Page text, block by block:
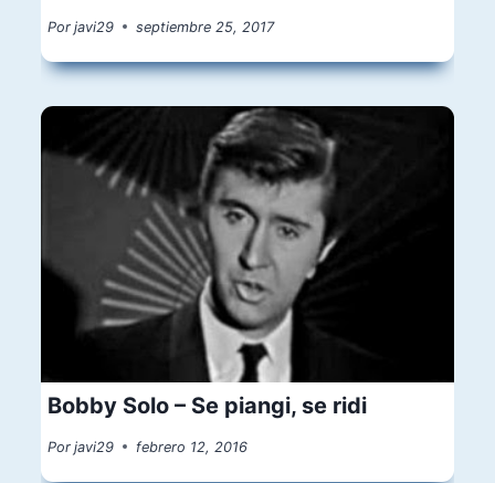
Por javi29 septiembre 25, 2017
Bobby Solo – Se piangi, se ridi
Por javi29 febrero 12, 2016